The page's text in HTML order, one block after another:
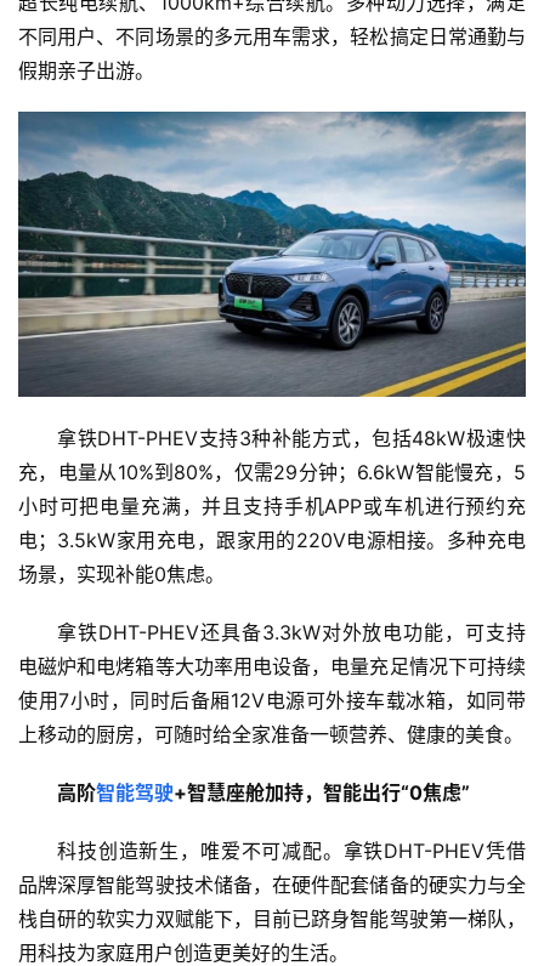
不同用户、不同场景的多元用车需求，轻松搞定日常通勤与
假期亲子出游。
拿铁DHT-PHEV支持3种补能方式，包括48kW极速快
充，电量从10%到80%，仅需29分钟；6.6kW智能慢充，5
小时可把电量充满，并且支持手机APP或车机进行预约充
电；3.5kW家用充电，跟家用的220V电源相接。多种充电
场景，实现补能0焦虑。
拿铁DHT-PHEV还具备3.3kW对外放电功能，可支持
电磁炉和电烤箱等大功率用电设备，电量充足情况下可持续
使用7小时，同时后备厢12V电源可外接车载冰箱，如同带
上移动的厨房，可随时给全家准备一顿营养、健康的美食。
高阶智能驾驶+智慧座舱加持，智能出行“0焦虑”
科技创造新生，唯爱不可减配。拿铁DHT-PHEV凭借
品牌深厚智能驾驶技术储备，在硬件配套储备的硬实力与全
栈自研的软实力双赋能下，目前已跻身智能驾驶第一梯队，
用科技为家庭用户创造更美好的生活。